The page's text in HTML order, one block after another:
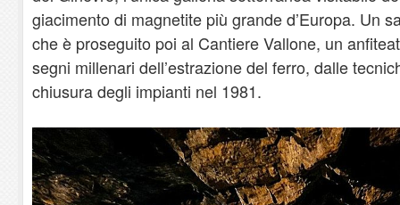
giacimento di magnetite più grande d’Europa. Un
che è proseguito poi al Cantiere Vallone, un
segni millenari dell’estrazione del ferro, dalle
chiusura degli impianti nel 1981.